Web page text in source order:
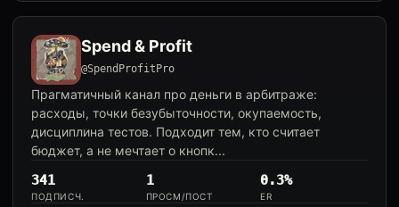
Spend & Profit
@SpendProfitPro
Прагматичный канал про деньги в арбитраже:
расходы, точки безубыточности, окупаемость,
дисциплина тестов. Подходит тем, кто считает
бюджет, а не мечтает о кнопк...
341
ПОДПИСЧ.
1
ПРОСМ/ПОСТ
0.3%
ER